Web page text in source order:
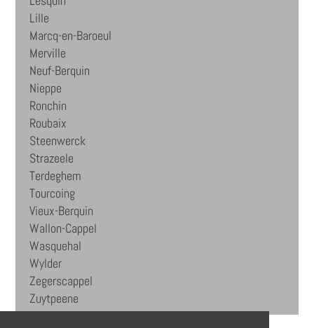
Lille
Marcq-en-Baroeul
Merville
Neuf-Berquin
Nieppe
Ronchin
Roubaix
Steenwerck
Strazeele
Terdeghem
Tourcoing
Vieux-Berquin
Wallon-Cappel
Wasquehal
Wylder
Zegerscappel
Zuytpeene